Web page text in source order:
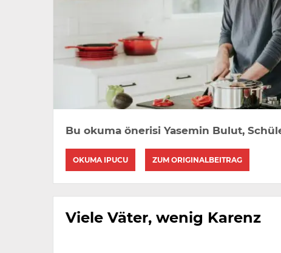
Bu okuma önerisi Yasemin Bulut,
OKUMA IPUCU ZUM ORIGINALBEITRAG
Viele Väter, wenig Karenz